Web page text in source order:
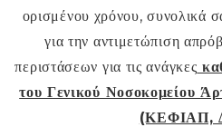
ορισμένου χρόνου, συνολικά
για την αντιμετώπιση
περιστάσεων για τις ανάγκες
του Γενικού Νοσοκομείου
(ΚΕΦΙΑΠ,